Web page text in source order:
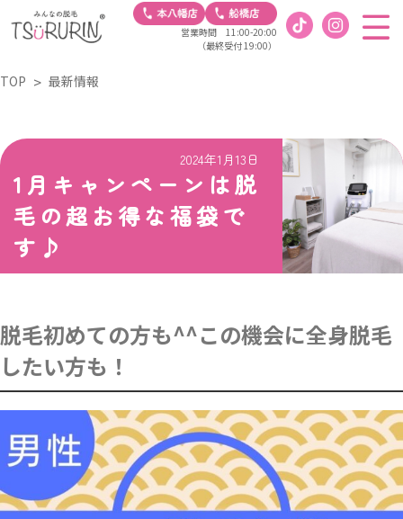
営業時間 11:00-20:00
（最終受付 19:00）
TOP 最新情報
2024年1月13日
1月キャンペーンは脱
毛の超お得な福袋で
す♪
脱毛初めての方も^^この機会に全身脱毛
したい方も！